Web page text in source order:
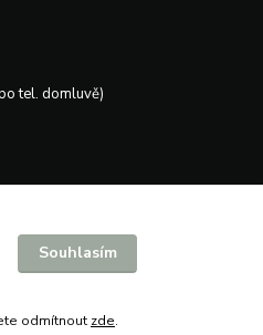
tel. domluvě)
Souhlasím
odmítnout zde.